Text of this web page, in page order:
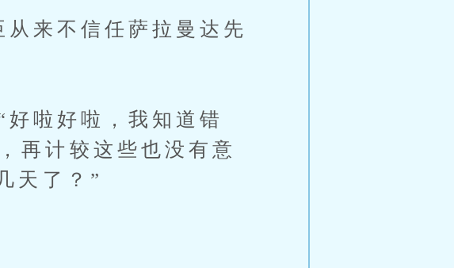
不信任萨拉曼达先
啦好啦，我知道错
再计较这些也没有意
天了？”